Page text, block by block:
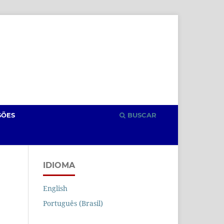
BUSCAR
IDIOMA
English
Português (Brasil)